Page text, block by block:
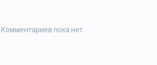
Комментариев пока нет.